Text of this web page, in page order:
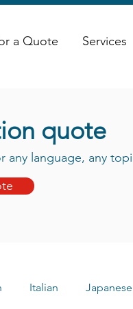
a Quote Services
quote
any language, any
Italian Japanese